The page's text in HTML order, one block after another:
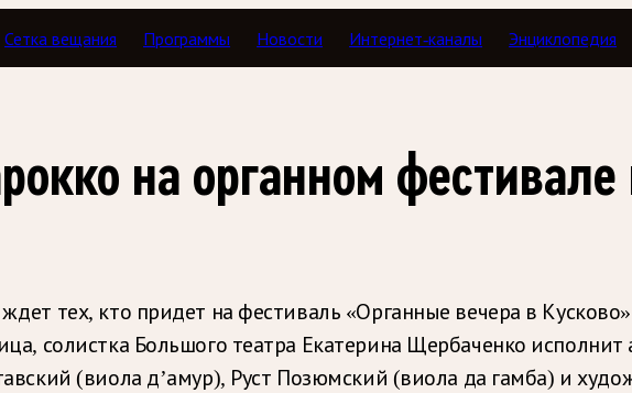
Сетка вещания Программы Новости Интернет-каналы Энциклопедия
на органном фестивале
тех, кто придет на фестиваль «Органные вечера в
солистка Большого театра Екатерина Щербаченко
(виола д’амур), Руст Позюмский (виола да гамба) и